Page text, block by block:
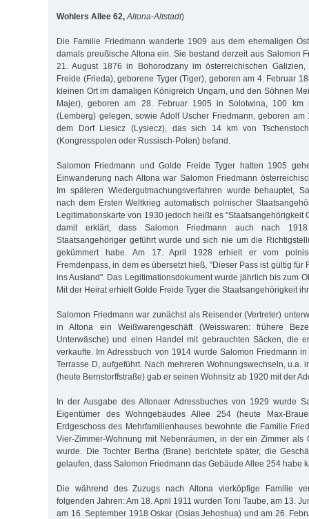
Wohlers Allee 62, Altona-Altstadt)
Die Familie Friedmann wanderte 1909 aus dem ehemaligen
damals preußische Altona ein. Sie bestand derzeit aus Salomon
21. August 1876 in Bohorodzany im österreichischen
Freide (Frieda), geborene Tyger (Tiger), geboren am 4. Februar
kleinen Ort im damaligen Königreich Ungarn, und den Söhnen
Majer), geboren am 28. Februar 1905 in Solotwina, 100 km
(Lemberg) gelegen, sowie Adolf Uscher Friedmann, geboren
dem Dorf Liesicz (Lysiecz), das sich 14 km von
(Kongresspolen oder Russisch-Polen) befand.
Salomon Friedmann und Golde Freide Tyger hatten 1905
Einwanderung nach Altona war Salomon Friedmann
Im späteren Wiedergutmachungsverfahren wurde behauptet,
nach dem Ersten Weltkrieg automatisch polnischer
Legitimationskarte von 1930 jedoch heißt es "Staatsangehörigkeit
damit erklärt, dass Salomon Friedmann auch nach 1918
Staatsangehöriger geführt wurde und sich nie um die
gekümmert habe. Am 17. April 1928 erhielt er vom
Fremdenpass, in dem es übersetzt hieß, "Dieser Pass ist gültig für
ins Ausland". Das Legitimationsdokument wurde jährlich bis zum
Mit der Heirat erhielt Golde Freide Tyger die Staatsangehörigkeit
Salomon Friedmann war zunächst als Reisender (Vertreter)
in Altona ein Weißwarengeschäft (Weisswaren: frühere
Unterwäsche) und einen Handel mit gebrauchten Säcken, die
verkaufte. Im Adressbuch von 1914 wurde Salomon Friedmann
Terrasse D, aufgeführt. Nach mehreren Wohnungswechseln, u.a.
(heute Bernstorffstraße) gab er seinen Wohnsitz ab 1920 mit der
In der Ausgabe des Altonaer Adressbuches von 1929 wurde
Eigentümer des Wohngebäudes Allee 254 (heute Max-
Erdgeschoss des Mehrfamilienhauses bewohnte die Familie
Vier-Zimmer-Wohnung mit Nebenräumen, in der ein Zimmer als
wurde. Die Tochter Bertha (Brane) berichtete später, die
gelaufen, dass Salomon Friedmann das Gebäude Allee 254 habe
Die während des Zuzugs nach Altona vierköpfige Familie
folgenden Jahren: Am 18. April 1911 wurden Toni Taube, am 13.
am 16. September 1918 Oskar (Osias Jehoshua) und am 26.